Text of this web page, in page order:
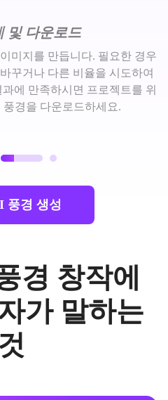
및 다운로드
미지를 만듭니다. 필요한 경우
꾸거나 다른 비율을 시도하여
에 만족하시면 프로젝트를 위
경을 다운로드하세요.
풍경 생성
경 창작에
가 말하는